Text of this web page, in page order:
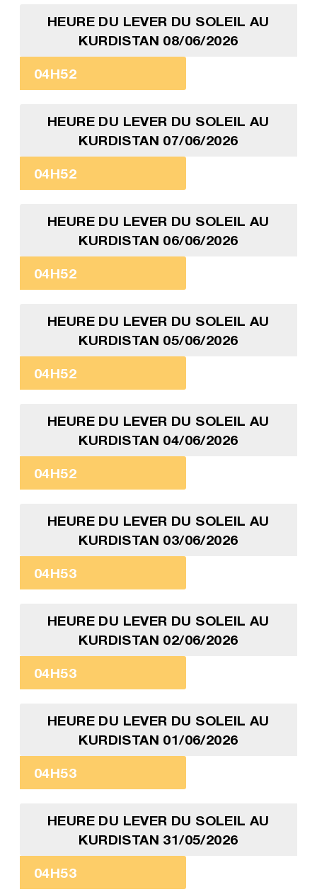
HEURE DU LEVER DU SOLEIL AU
KURDISTAN 08/06/2026
04H52
HEURE DU LEVER DU SOLEIL AU
KURDISTAN 07/06/2026
04H52
HEURE DU LEVER DU SOLEIL AU
KURDISTAN 06/06/2026
04H52
HEURE DU LEVER DU SOLEIL AU
KURDISTAN 05/06/2026
04H52
HEURE DU LEVER DU SOLEIL AU
KURDISTAN 04/06/2026
04H52
HEURE DU LEVER DU SOLEIL AU
KURDISTAN 03/06/2026
04H53
HEURE DU LEVER DU SOLEIL AU
KURDISTAN 02/06/2026
04H53
HEURE DU LEVER DU SOLEIL AU
KURDISTAN 01/06/2026
04H53
HEURE DU LEVER DU SOLEIL AU
KURDISTAN 31/05/2026
04H53